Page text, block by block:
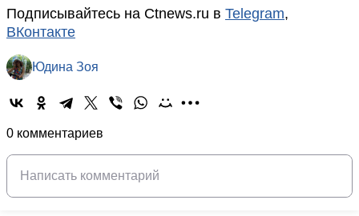
Подписывайтесь на Ctnews.ru в Telegram,
ВКонтакте
Юдина Зоя
0 комментариев